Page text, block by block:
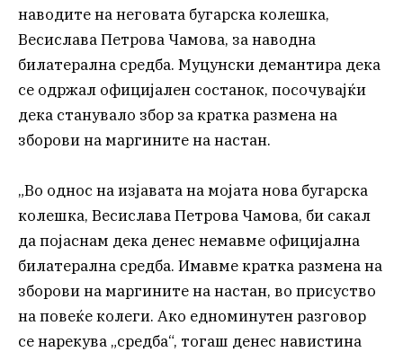
наводите на неговата бугарска колешка,
Весислава Петрова Чамова, за наводна
билатерална средба. Муцунски демантира дека
се одржал официјален состанок, посочувајќи
дека станувало збор за кратка размена на
зборови на маргините на настан.
„Во однос на изјавата на мојата нова бугарска
колешка, Весислава Петрова Чамова, би сакал
да појаснам дека денес немавме официјална
билатерална средба. Имавме кратка размена на
зборови на маргините на настан, во присуство
на повеќе колеги. Ако едноминутен разговор
се нарекува „средба“, тогаш денес навистина